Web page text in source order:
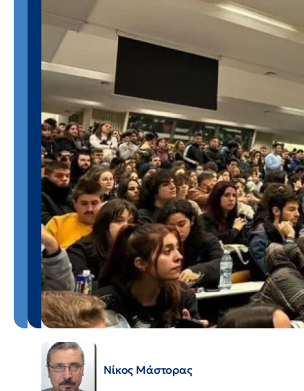
Νίκος Μάστορας